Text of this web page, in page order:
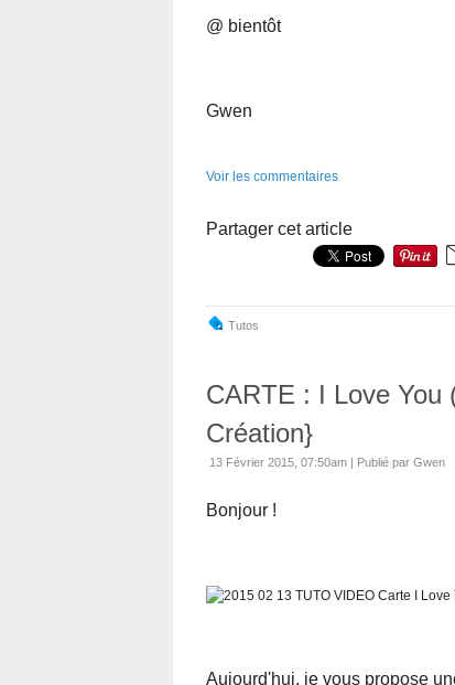
@ bientôt
Gwen
Voir les commentaires
Partager cet article
Tutos
CARTE : I Love You
Création}
13 Février 2015, 07:50am | Publié par Gwen
Bonjour !
Aujourd'hui, je vous propose